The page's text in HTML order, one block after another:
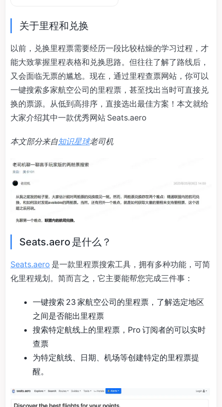
关于里程和兑换
以前，兑换里程票需要经历一段比较枯燥的学习过程，才
能大致掌握里程表格和兑换思路。但往往了解了路线后，
又会面临无票的尴尬。现在，通过里程查票网站，你可以
一键搜索多家航空公司的里程票，甚至找出当时可直接兑
换的票源。从低到高排序，直接选出最佳方案！本文就给
大家介绍其中一款优秀网站 Seats.aero
本文部分来自知识星球老司机
Seats.aero 是什么？
Seats.aero 是一款里程票搜索工具，拥有多种功能，可简
化里程规划。简而言之，它主要能帮您完成三件事：
一键搜索 23 家航空公司的里程票，了解选定地区
之间是否能出里程票
搜索特定航线上的里程票，Pro 订阅者的可以实时
查票
为特定航线、日期、机场等创建特定的里程票提
醒。